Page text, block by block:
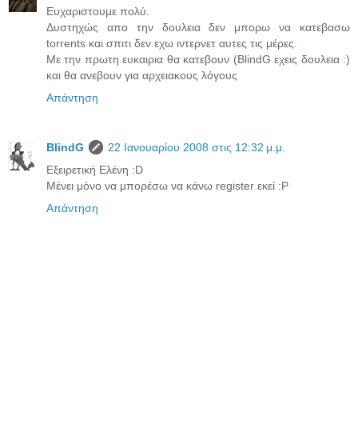
Ευχαριστουμε πολύ.
Δυστηχώς απο την δουλεια δεν μπορω να κατεβασω
torrents και σπιτι δεν εχω ιντερνετ αυτες τις μέρες.
Με την πρωτη ευκαιρια θα κατεβουν (BlindG εχεις δουλεια :)
και θα ανεβουν για αρχειακους λόγους
Απάντηση
BlindG
22 Ιανουαρίου 2008 στις 12:32 μ.μ.
Εξειρετική Ελένη :D
Μένει μόνο να μπορέσω να κάνω register εκεί :P
Απάντηση